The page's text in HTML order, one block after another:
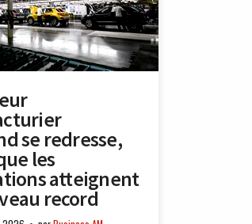
se redresse,
les
atteignent
record